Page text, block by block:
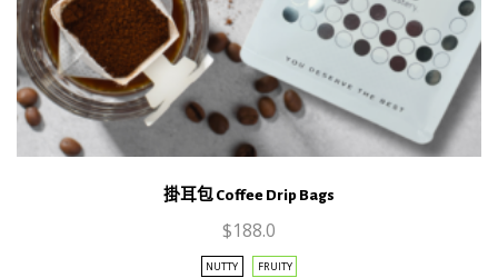
掛耳包 Coffee Drip Bags
$188.0
NUTTY FRUITY
This